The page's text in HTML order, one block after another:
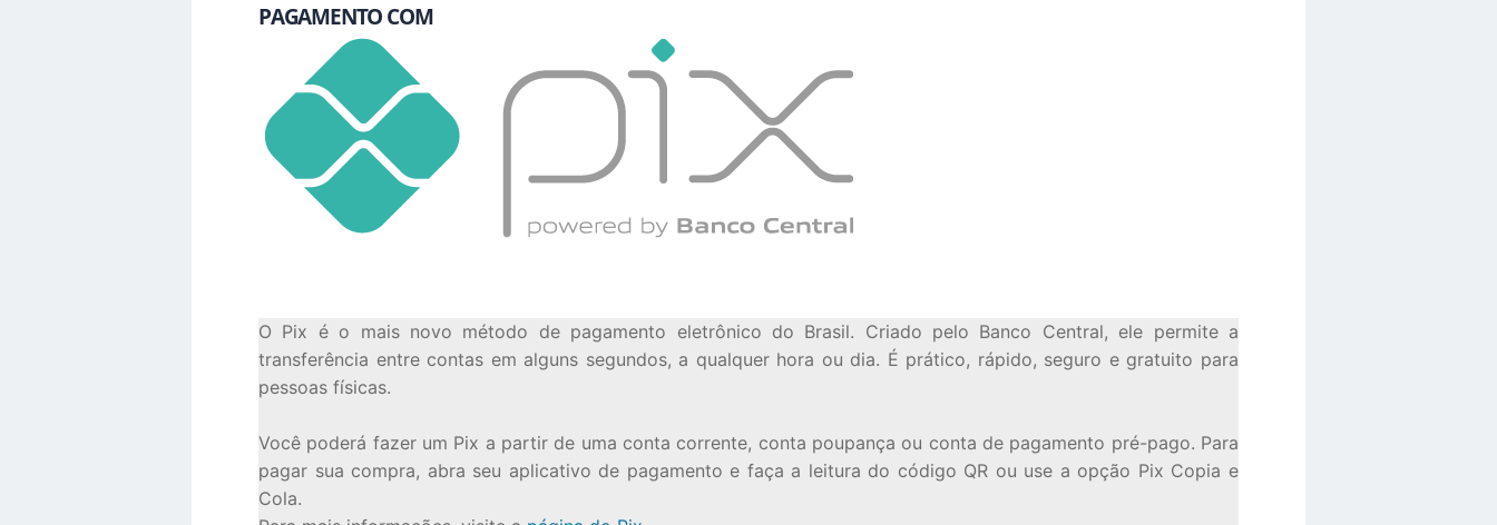
PAGAMENTO COM
O Pix é o mais novo método de pagamento eletrônico do Brasil. Criado pelo Banco Central, ele permite a
transferência entre contas em alguns segundos, a qualquer hora ou dia. É prático, rápido, seguro e gratuito para
pessoas físicas.
Você poderá fazer um Pix a partir de uma conta corrente, conta poupança ou conta de pagamento pré-pago. Para
pagar sua compra, abra seu aplicativo de pagamento e faça a leitura do código QR ou use a opção Pix Copia e
Cola.